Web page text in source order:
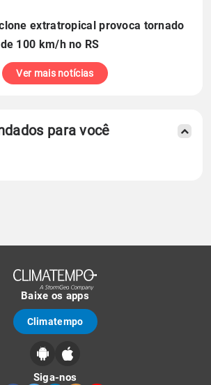
extratropical provoca tornado
100 km/h no RS
Ver mais notícias
para você
Baixe os apps
Climatempo
Siga-nos